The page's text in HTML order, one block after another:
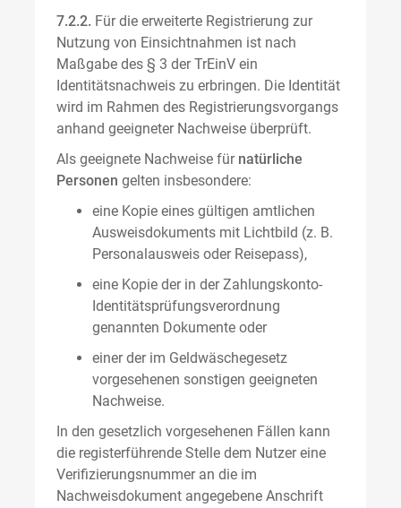
7.2.2. Für die erweiterte Registrierung zur
Nutzung von Einsichtnahmen ist nach
Maßgabe des § 3 der TrEinV ein
Identitätsnachweis zu erbringen. Die Identität
wird im Rahmen des Registrierungsvorgangs
anhand geeigneter Nachweise überprüft.
Als geeignete Nachweise für natürliche
Personen gelten insbesondere:
eine Kopie eines gültigen amtlichen
Ausweisdokuments mit Lichtbild (z. B.
Personalausweis oder Reisepass),
eine Kopie der in der Zahlungskonto-
Identitätsprüfungsverordnung
genannten Dokumente oder
einer der im Geldwäschegesetz
vorgesehenen sonstigen geeigneten
Nachweise.
In den gesetzlich vorgesehenen Fällen kann
die registerführende Stelle dem Nutzer eine
Verifizierungsnummer an die im
Nachweisdokument angegebene Anschrift